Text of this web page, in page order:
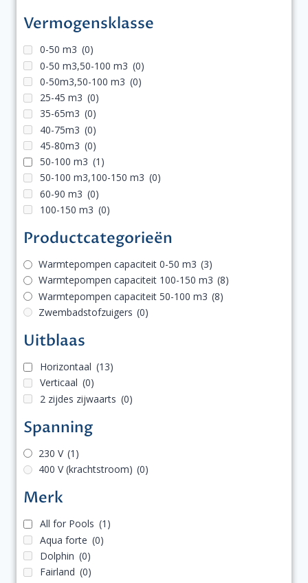
Vermogensklasse
0-50 m3 (0)
0-50 m3,50-100 m3 (0)
0-50m3,50-100 m3 (0)
25-45 m3 (0)
35-65m3 (0)
40-75m3 (0)
45-80m3 (0)
50-100 m3 (1)
50-100 m3,100-150 m3 (0)
60-90 m3 (0)
100-150 m3 (0)
Productcategorieën
Warmtepompen capaciteit 0-50 m3 (3)
Warmtepompen capaciteit 100-150 m3 (8)
Warmtepompen capaciteit 50-100 m3 (8)
Zwembadstofzuigers (0)
Uitblaas
Horizontaal (13)
Verticaal (0)
2 zijdes zijwaarts (0)
Spanning
230 V (1)
400 V (krachtstroom) (0)
Merk
All for Pools (1)
Aqua forte (0)
Dolphin (0)
Fairland (0)